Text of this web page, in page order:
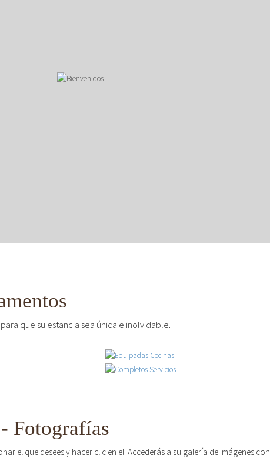
que su estancia sea única e inolvidable.
Fotografías
el que desees y hacer clic en el. Accederás a su galería de imágenes con